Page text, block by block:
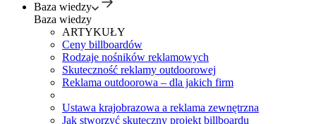
Baza wiedzy
Baza wiedzy
ARTYKUŁY
Ceny billboardów
Rodzaje nośników reklamowych
Skuteczność reklamy outdoorowej
Reklama outdoorowa – dla jakich firm
Ustawa krajobrazowa a reklama zewnętrzna
Jak stworzyć skuteczny projekt billboardu